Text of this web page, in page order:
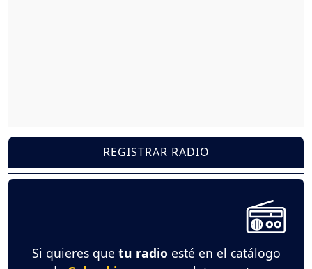
REGISTRAR RADIO
Si quieres que tu radio esté en el catálogo